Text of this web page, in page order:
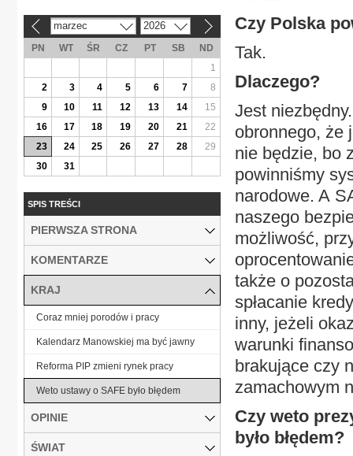
Czy Polska
Tak.
Dlaczego?
Jest
obronnego, że
nie będzie, bo
powinniśmy
narodowe. A
naszego
możliwość,
także o
spłacanie
inny, jeżeli
warunki
brakujące czy
zamachowym
Czy weto
było błędem?
marzec 2026
PN WT ŚR CZ PT SB
ND
1
2
3 4 5 6 7
8
9
10 11 12 13 14
15
16
17 18 19 20 21
22
23
24 25 26 27 28
29
30
31
SPIS TREŚCI
PIERWSZA STRONA
KOMENTARZE
KRAJ
Coraz mniej porodów i pracy
Kalendarz Manowskiej ma być jawny
Reforma PIP zmieni rynek pracy
Weto ustawy o SAFE było błędem
OPINIE
ŚWIAT